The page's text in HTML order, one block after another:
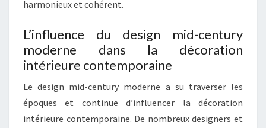
harmonieux et cohérent.
L’influence du design mid-century
moderne dans la décoration
intérieure contemporaine
Le design mid-century moderne a su traverser les
époques et continue d’influencer la décoration
intérieure contemporaine. De nombreux designers et